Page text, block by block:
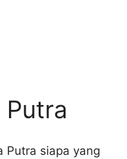
Putra
Putra siapa yang